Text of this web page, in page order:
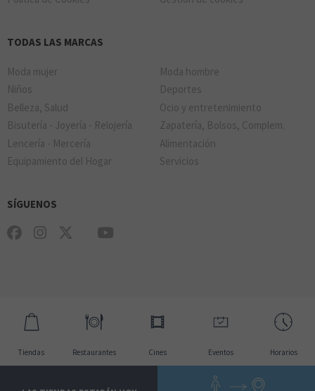
THE GOOD BURGER
VIPS
TODAS LAS MARCAS
Moda mujer
Moda hombre
Niños
Deportes
Belleza, Salud
Ocio y entretenimiento
Bisutería - Joyería - Relojería
Zapatería, Bolsos, Complem.
Lencería - Mercería
Alimentación
Equipamiento del Hogar
Servicios
SÍGUENOS
Tiendas Restaurantes Cines Eventos Horarios